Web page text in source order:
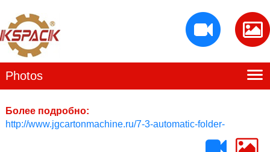
Photos
Главная
Производственный потенциал
Более подробно:
http://www.jgcartonmachine.ru/7-3-automatic-folder-